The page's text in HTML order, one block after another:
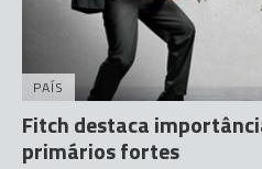
PAÍS
Fitch destaca
primários fortes